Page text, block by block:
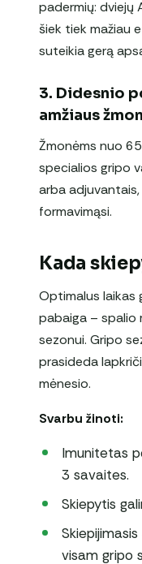
padermių: dviejų
šiek tiek mažiau
suteikia gerą
3. Didesnio
amžiaus
Žmonėms nuo
specialios gripo
arba
formavimąsi.
Kada
Optimalus laikas
pabaiga – spalio
sezonui. Gripo
prasideda
mėnesio.
Svarbu žinoti:
Imunitetas
3 savaites.
Skiepytis
visam gripo